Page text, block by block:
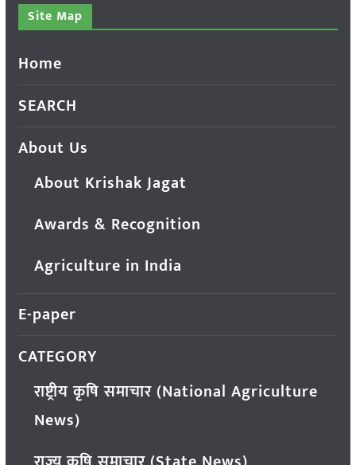
Site Map
Home
SEARCH
About Us
About Krishak Jagat
Awards & Recognition
Agriculture in India
E-paper
CATEGORY
राष्ट्रीय कृषि समाचार (National Agriculture
News)